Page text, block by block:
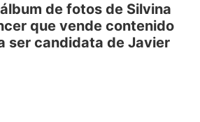
de fotos de Silvina
que vende contenido
ser candidata de Javier